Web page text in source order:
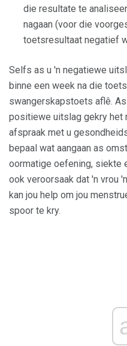
die resultate te
nagaan (voor die
toetsresultaat negatief
Selfs as u 'n negatiewe
binne een week na die
swangerskapstoets aflê.
positiewe uitslag gekry het
afspraak met u
bepaal wat aangaan as
oormatige oefening, siekte
ook veroorsaak dat 'n vrou
kan jou help om jou
spoor te kry.